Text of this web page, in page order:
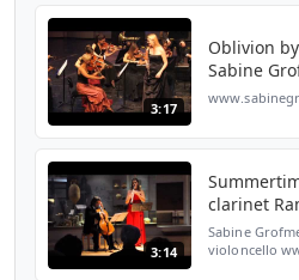
3:17
Oblivion
Sabine
3:14
Sabine
violoncello